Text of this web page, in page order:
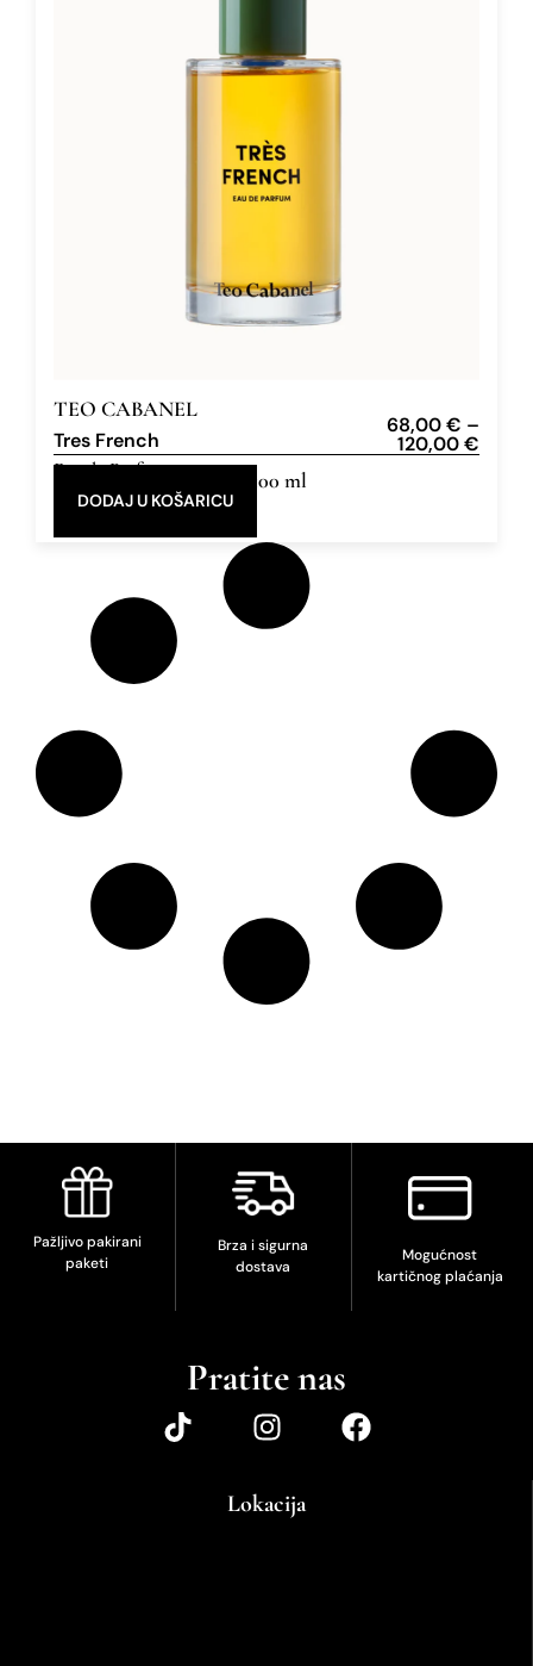
TEO CABANEL
Tres French
68,00€ –
120,00€
Eau de Parfum 30 ml, 100 ml
DODAJ U KOŠARICU
Pažljivo pakirani
paketi
Brza i sigurna
dostava
Mogućnost
kartičnog plaćanja
Pratite nas
Lokacija